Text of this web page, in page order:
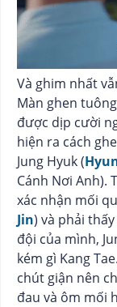
Và ghim nhất
Màn ghen
được dịp cười
hiện ra cách
Jung Hyuk (
Cánh Nơi Anh).
xác nhận mối
Jin) và phải
đội của mình,
kém gì Kang
chút giận nên
đau và ôm mối